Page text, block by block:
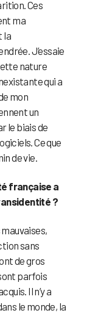
Ces
ma
la
J’essaie
nature
qui a
mon
un
le biais de
Ce que
de vie.
française a
?
mauvaises,
sans
de gros
parfois
Il n’y a
le monde, la